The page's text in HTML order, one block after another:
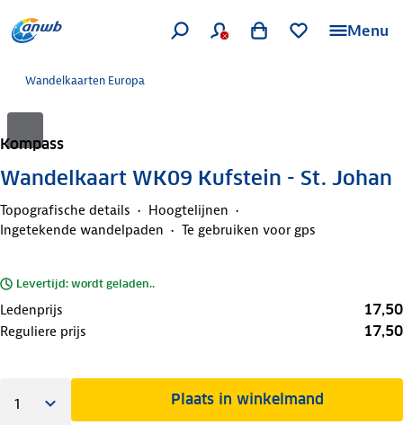
Menu
Wandelkaarten Europa
Kompass
Wandelkaart WK09 Kufstein - St. Johan
Topografische details
Hoogtelijnen
Ingetekende wandelpaden
Te gebruiken voor gps
Levertijd: wordt geladen..
Ledenprijs 17,50
Reguliere prijs 17,50
Plaats in winkelmand